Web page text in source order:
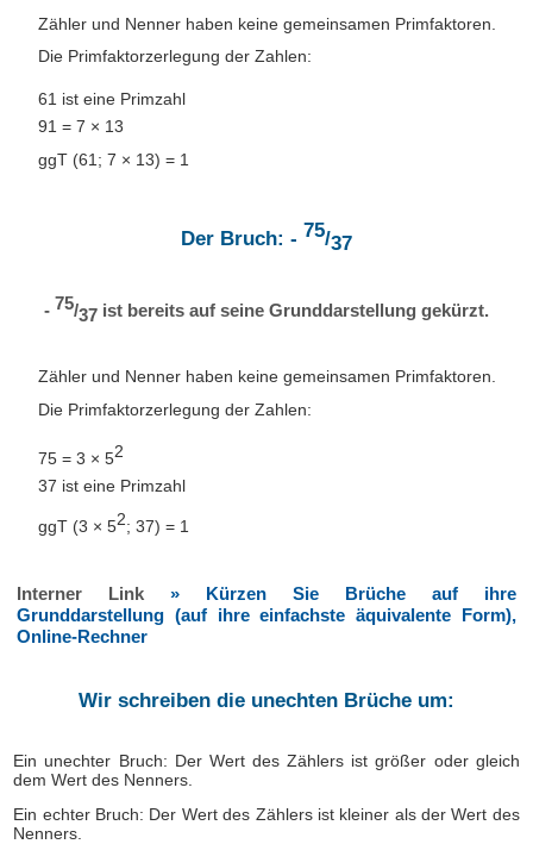
Zähler und Nenner haben keine gemeinsamen Primfaktoren.
Die Primfaktorzerlegung der Zahlen:
61 ist eine Primzahl
91 = 7 × 13
ggT (61; 7 × 13) = 1
Der Bruch: - 75/37
- 75/37 ist bereits auf seine Grunddarstellung gekürzt.
Zähler und Nenner haben keine gemeinsamen Primfaktoren.
Die Primfaktorzerlegung der Zahlen:
75 = 3 × 52
37 ist eine Primzahl
ggT (3 × 52; 37) = 1
Interner Link » Kürzen Sie Brüche auf ihre
Grunddarstellung (auf ihre einfachste äquivalente Form),
Online-Rechner
Wir schreiben die unechten Brüche um:
Ein unechter Bruch: Der Wert des Zählers ist größer oder gleich
dem Wert des Nenners.
Ein echter Bruch: Der Wert des Zählers ist kleiner als der Wert des
Nenners.